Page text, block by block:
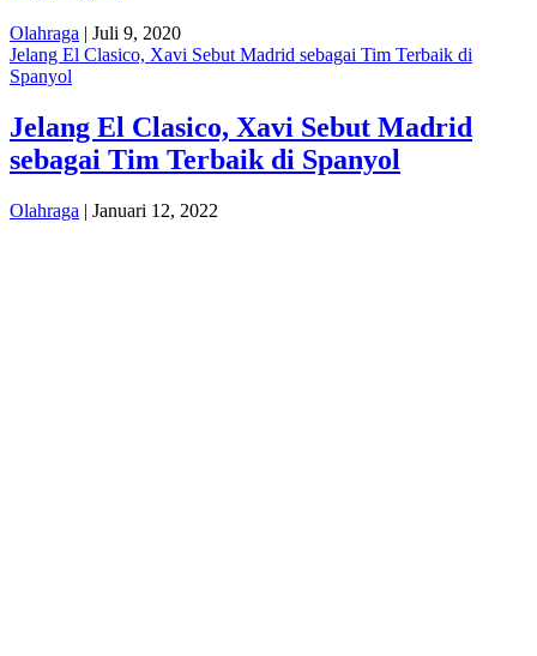
Olahraga | Juli 9, 2020
Jelang El Clasico, Xavi Sebut Madrid sebagai Tim Terbaik di
Spanyol
Jelang El Clasico, Xavi Sebut Madrid
sebagai Tim Terbaik di Spanyol
Olahraga | Januari 12, 2022